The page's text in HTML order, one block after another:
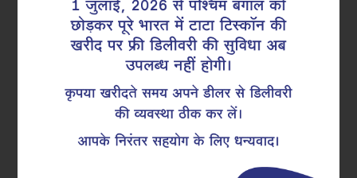
Tata Tiscon GFX
Ultima
Tata Tiscon 550SD
are highly accurate
and possess
uniform ridges,
high…